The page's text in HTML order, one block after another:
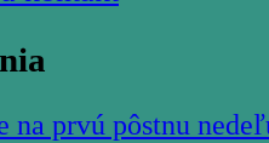
na prvú pôstnu